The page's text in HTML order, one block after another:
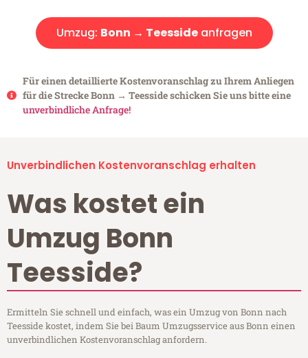
Umzug: Bonn → Teessideanfragen
Für einen detaillierte Kostenvoranschlag zu Ihrem Anliegen
für die Strecke Bonn → Teesside schicken Sie uns bitte eine
unverbindliche Anfrage!
Unverbindlichen Kostenvoranschlag erhalten
Was kostet ein
Umzug Bonn
Teesside?
Ermitteln Sie schnell und einfach, was ein Umzug von Bonn nach
Teesside kostet, indem Sie bei Baum Umzugsservice aus Bonn einen
unverbindlichen Kostenvoranschlag anfordern.